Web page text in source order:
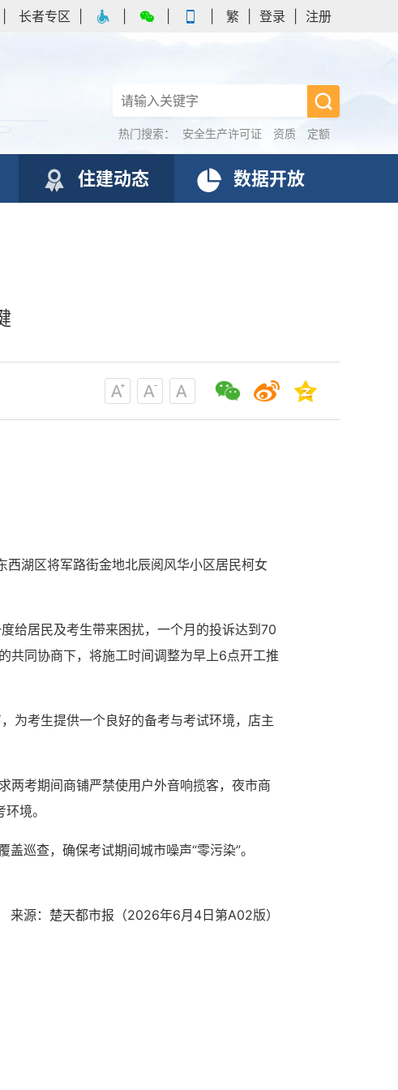
长者专区 繁 登录 注册
热门搜索： 安全生产许可证 资质 定额
住建动态 数据开放
西湖区将军路街金地北辰阅风华小区居民柯女
给居民及考生带来困扰，一个月的投诉达到70
共同协商下，将施工时间调整为早上6点开工推
为考生提供一个良好的备考与考试环境，店主
两考期间商铺严禁使用户外音响揽客，夜市商
境。
巡查，确保考试期间城市噪声“零污染”。
来源： 楚天都市报（2026年6月4日 第A02版）